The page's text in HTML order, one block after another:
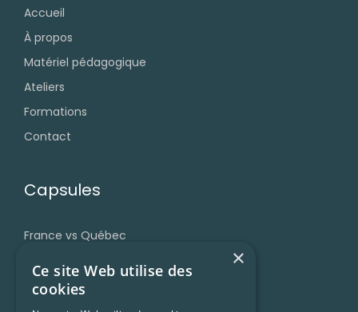
Accueil
À propos
Matériel pédagogique
Ateliers
Formations
Contact
Capsules
France vs Québec
Accent et prononciation
×
Ce site Web utilise des
cookies